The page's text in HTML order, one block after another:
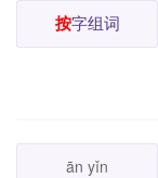
按字组词
ān yǐn